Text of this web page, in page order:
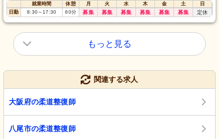
就業時間 休憩 月 火 水 木 金 土
日
日勤
8:30～17:30 60分 募集 募集 募集 募集 募集 募集 定休
もっと見る
関連する求人
大阪府の柔道整復師
八尾市の柔道整復師